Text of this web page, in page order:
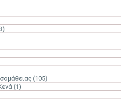
(105)
(1)